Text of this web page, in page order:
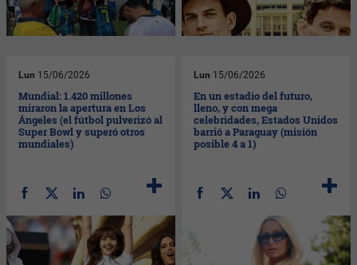
Lun 15/06/2026
Mundial: 1.420 millones
miraron la apertura en Los
Ángeles (el fútbol pulverizó al
Super Bowl y superó otros
mundiales)
Lun 15/06/2026
En un estadio del futuro,
lleno, y con mega
celebridades, Estados Unidos
barrió a Paraguay (misión
posible 4 a 1)